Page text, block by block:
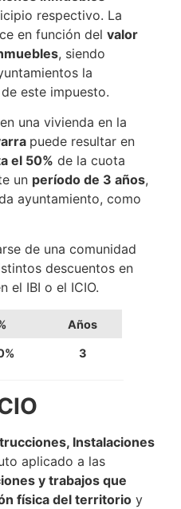
respectivo. La
en función delvalor
, siendo
la
este impuesto.
en una vivienda en la
puede resultar en
el 50% de la cuota
un período de 3 años,
ayuntamiento, como
de una comunidad
descuentos en
el IBI o el ICIO.
Años
3
Instalaciones
aplicado a las
y trabajos que
física del territorio y